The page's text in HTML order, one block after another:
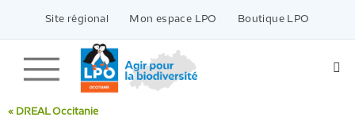
contenu
Site régional Mon espace LPO Boutique LPO
« DREAL Occitanie